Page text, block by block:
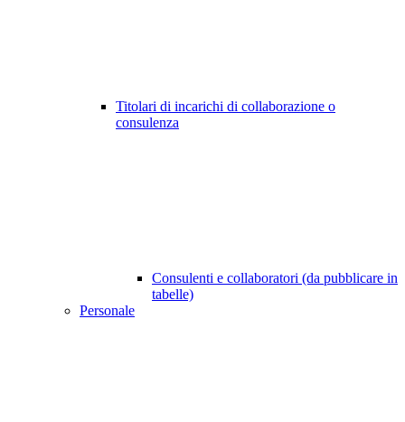
Titolari di incarichi di collaborazione o
consulenza
Consulenti e collaboratori (da pubblicare in
tabelle)
Personale